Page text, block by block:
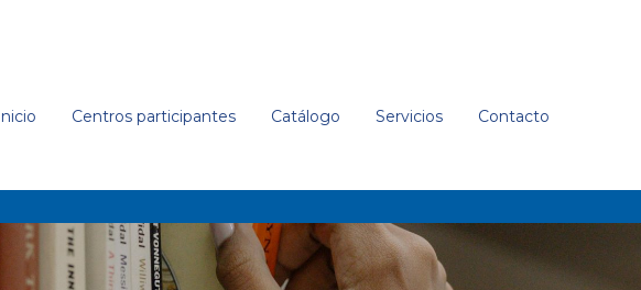
Inicio Centros participantes Catálogo Servicios Contacto